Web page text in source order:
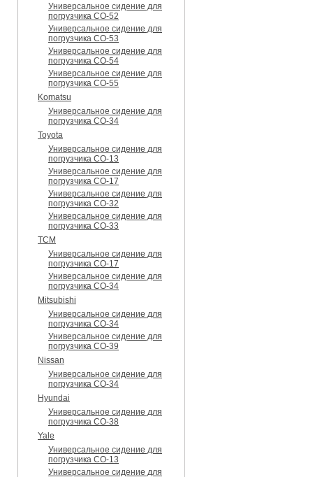
Универсальное сидение для
погрузчика CO-52
Универсальное сидение для
погрузчика CO-53
Универсальное сидение для
погрузчика CO-54
Универсальное сидение для
погрузчика CO-55
Komatsu
Универсальное сидение для
погрузчика CO-34
Toyota
Универсальное сидение для
погрузчика CO-13
Универсальное сидение для
погрузчика CO-17
Универсальное сидение для
погрузчика CO-32
Универсальное сидение для
погрузчика CO-33
TCM
Универсальное сидение для
погрузчика CO-17
Универсальное сидение для
погрузчика CO-34
Mitsubishi
Универсальное сидение для
погрузчика CO-34
Универсальное сидение для
погрузчика CO-39
Nissan
Универсальное сидение для
погрузчика CO-34
Hyundai
Универсальное сидение для
погрузчика CO-38
Yale
Универсальное сидение для
погрузчика CO-13
Универсальное сидение для